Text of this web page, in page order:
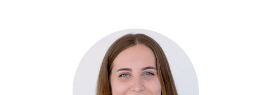
Foto
von
Eva
Kolschefsky